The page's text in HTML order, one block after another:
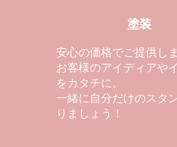
塗装
安心の価格でご提供しま
お客様のアイディアや
をカタチに。
一緒に自分だけのスタ
りましょう！